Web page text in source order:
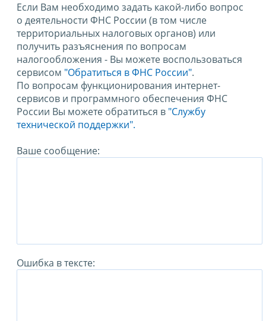
Если Вам необходимо задать какой-либо вопрос
о деятельности ФНС России (в том числе
территориальных налоговых органов) или
получить разъяснения по вопросам
налогообложения - Вы можете воспользоваться
сервисом "Обратиться в ФНС России".
По вопросам функционирования интернет-
сервисов и программного обеспечения ФНС
России Вы можете обратиться в "Службу
технической поддержки".
Ваше сообщение:
Ошибка в тексте: